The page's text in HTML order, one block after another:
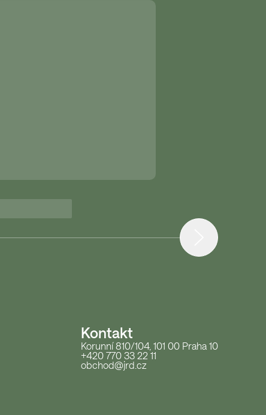
Kontakt
Korunní 810/104, 101 00 Praha 10
+420 770 33 22 11
obchod@jrd.cz